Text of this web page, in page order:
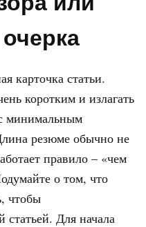
карточка статьи.
коротким и излагать
минимальным
резюме обычно не
правило – «чем
о том, что
чтобы
статьей. Для начала